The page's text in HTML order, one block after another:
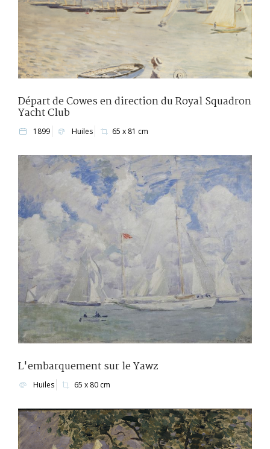
Départ de Cowes en direction du Royal Squadron
Yacht Club
1899 Huiles 65 x 81 cm
L'embarquement sur le Yawz
Huiles 65 x 80 cm